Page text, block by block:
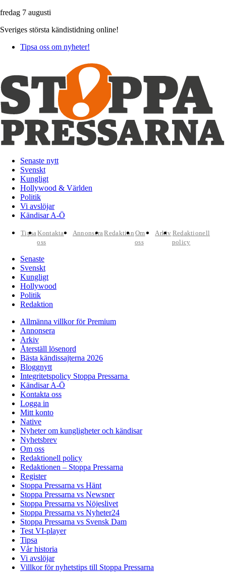
fredag 7 augusti
Sveriges största kändistidning online!
Tipsa oss om nyheter!
Senaste nytt
Svenskt
Kungligt
Hollywood & Världen
Politik
Vi avslöjar
Kändisar A-Ö
TipsaKontakta
oss
AnnonseraRedaktion Om
oss
Arkiv Redaktionell
policy
Senaste
Svenskt
Kungligt
Hollywood
Politik
Redaktion
Allmänna villkor för Premium
Annonsera
Arkiv
Återställ lösenord
Bästa kändissajterna 2026
Bloggnytt
Integritetspolicy Stoppa Pressarna
Kändisar A-Ö
Kontakta oss
Logga in
Mitt konto
Native
Nyheter om kungligheter och kändisar
Nyhetsbrev
Om oss
Redaktionell policy
Redaktionen – Stoppa Pressarna
Register
Stoppa Pressarna vs Hänt
Stoppa Pressarna vs Newsner
Stoppa Pressarna vs Nöjeslivet
Stoppa Pressarna vs Nyheter24
Stoppa Pressarna vs Svensk Dam
Test VI-player
Tipsa
Vår historia
Vi avslöjar
Villkor för nyhetstips till Stoppa Pressarna